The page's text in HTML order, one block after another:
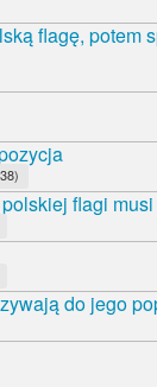
flagę, potem
flagi
do jego